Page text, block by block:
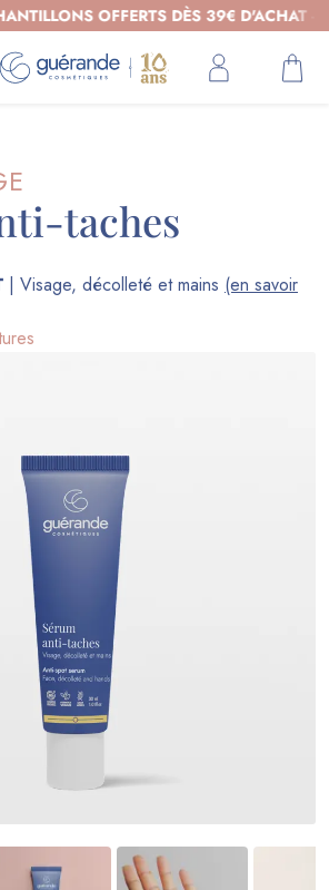
OFFERTS DÈS 39€ D'ACHAT -
taches
| Visage, décolleté et mains (en savoir